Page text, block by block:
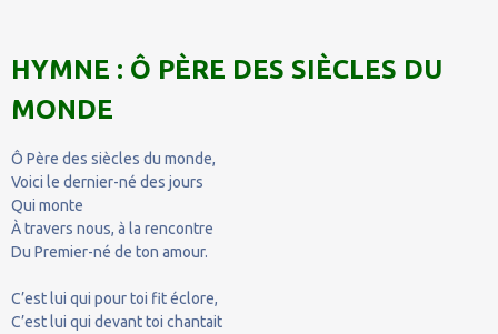
HYMNE : Ô PÈRE DES SIÈCLES DU
MONDE
Ô Père des siècles du monde,
Voici le dernier-né des jours
Qui monte
À travers nous, à la rencontre
Du Premier-né de ton amour.
C’est lui qui pour toi fit éclore,
C’est lui qui devant toi chantait